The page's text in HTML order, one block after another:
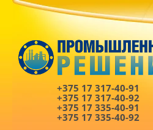
+375 17 317-40-91
+375 17 317-40-92
+375 17 335-40-91
+375 17 335-40-92